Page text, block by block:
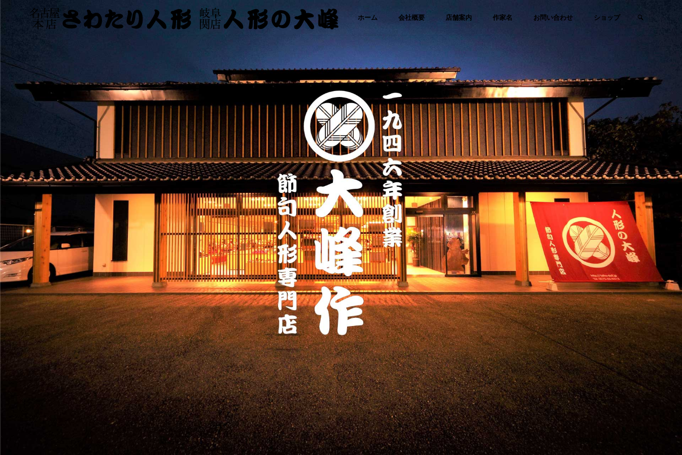
わた
の大
峰｜
ひな
人
形・
五月
人形
専門
店」
コ
テ
ン
ツ
に
ス
キ
ッ
プ
す
る
ホーム 会社概要 店舗案内 作家名 お問い合わせ ショップ